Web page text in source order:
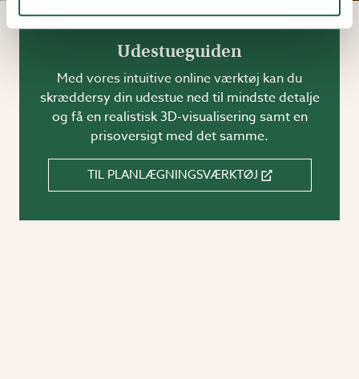
Udestueguiden
Med vores intuitive online værktøj kan du
skræddersy din udestue ned til mindste detalje
og få en realistisk 3D-visualisering samt en
prisoversigt med det samme.
TIL PLANLÆGNINGSVÆRKTØJ